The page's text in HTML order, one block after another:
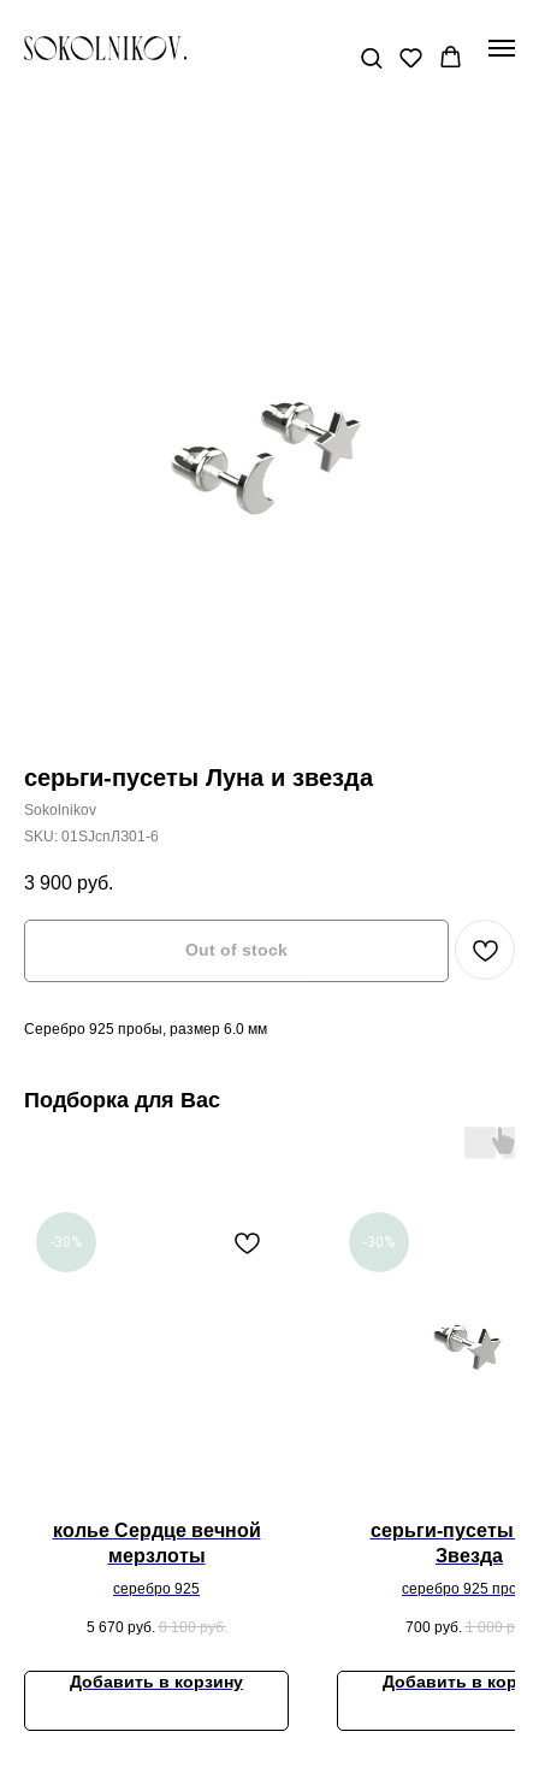
серьги-пусеты Луна и звезда
Sokolnikov
SKU: 01SJспЛЗ01-6
3 900 руб.
Out of stock
Серебро 925 пробы, размер 6.0 мм
Подборка для Вас
-30%
колье Сердце вечной
мерзлоты
серебро 925
5 670 руб. 8 100 руб.
Добавить в корзину
-30%
серьги-пусеты
Звезда
серебро 925 пробы
700 руб. 1 000 руб.
Добавить в